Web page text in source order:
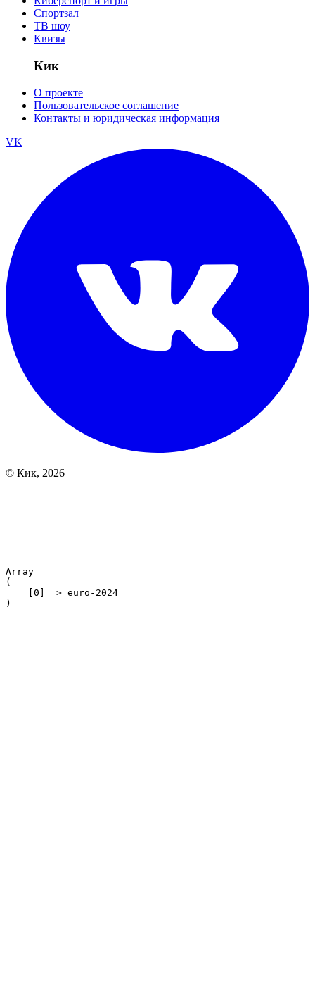
Спортзал
ТВ шоу
Квизы
Кик
О проекте
Пользовательское соглашение
Контакты и юридическая информация
VK
© Кик, 2026
Array
(
    [0] => euro-2024